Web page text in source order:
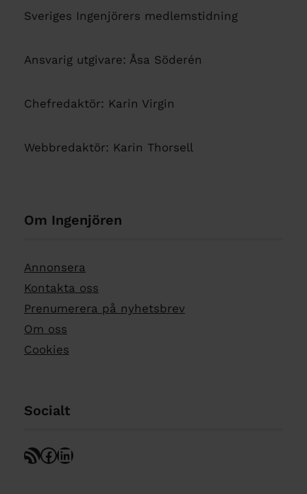
Sveriges Ingenjörers medlemstidning
Ansvarig utgivare: Åsa Söderén
Chefredaktör: Karin Virgin
Webbredaktör: Karin Thorsell
Om Ingenjören
Annonsera
Kontakta oss
Prenumerera på nyhetsbrev
Om oss
Cookies
Socialt
RSS Feed
Facebook
LinkedIn